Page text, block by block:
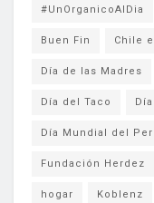
#UnOrganicoAlDia
Buen Fin Chile
Día de las Madres
Día del Taco
Día Mundial del
Fundación Herdez
hogar Koblenz